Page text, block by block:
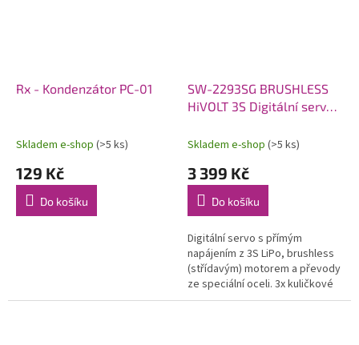
Rx - Kondenzátor PC-01
Skladem e-shop (>5 ks)
129 Kč
Do košíku
SW-2293SG BRUSHLESS
HiVOLT 3S Digitální servo
0,11s/60°)
Skladem e-shop (>5 ks)
3 399 Kč
Do košíku
Digitální servo s přímým
napájením z 3S LiPo, brushless
(střídavým) motorem a převody
ze speciální oceli. 3x kuličkové
ložisko, 75 kg při 12,6 V a 0,11 s